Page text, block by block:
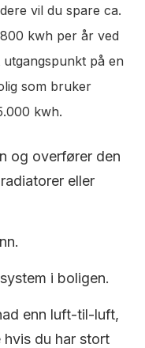
vil du spare ca.
kwh per år ved
utgangspunkt på en
som bruker
kwh.
og overfører den
eller
i boligen.
enn luft-til-luft,
hvis du har stort